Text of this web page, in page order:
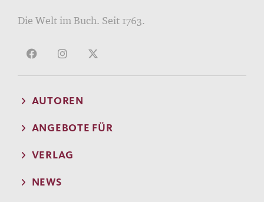
Die Welt im Buch. Seit 1763.
AUTOREN
ANGEBOTE FÜR
VERLAG
NEWS